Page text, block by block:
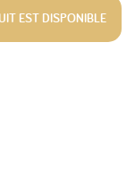
EST DISPONIBLE